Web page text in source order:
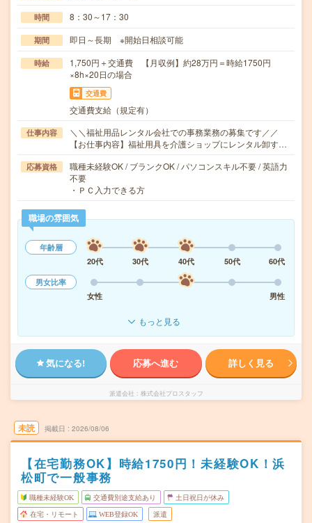
時間 8：30～17：30
期間 即日～長期 ※開始日相談可能
時給
1,750円＋交通費 【月収例】約28万円＝時給1750円
×8h×20日の場合
交通費
交通費支給（規定有）
仕事内容
＼＼福祉用品レンタル会社での事務業務の募集です／／
【お仕事内容】福祉用具を介護ショップにレンタル卸す…
応募資格
職種未経験OK / ブランクOK / パソコンスキル不要 / 英語力
不要
・ＰＣ入力できる方
職場の雰囲気
年齢層
20代
30代 40代 50代
60代
男女比率
女性
男性
もっと見る
気になる! 応募へ進む 詳しく見る
派遣会社 株式会社プロスタッフ
未読 掲載日 2026/08/06
【在宅勤務OK】時給1750円！未経験OK！浜
松町で一般事務
職種未経験OK 交通費別途支給あり 土日祝日が休み
在宅・リモート WEB登録OK 派遣